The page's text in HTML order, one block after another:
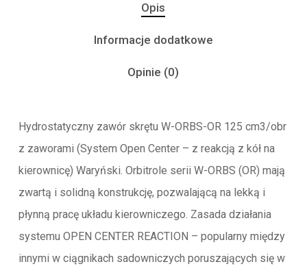
Opis
Informacje dodatkowe
Opinie (0)
Hydrostatyczny zawór skrętu W-ORBS-OR 125 cm3/obr
z zaworami (System Open Center – z reakcją z kół na
kierownicę) Waryński. Orbitrole serii W-ORBS (OR) mają
zwartą i solidną konstrukcję, pozwalającą na lekką i
płynną pracę układu kierowniczego. Zasada działania
systemu OPEN CENTER REACTION – popularny między
innymi w ciągnikach sadowniczych poruszających się w